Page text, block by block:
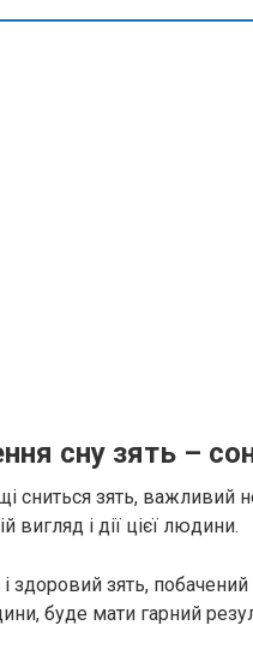
сну зять –
сниться зять, важливий
вигляд і дії цієї людини.
здоровий зять, побачений
буде мати гарний